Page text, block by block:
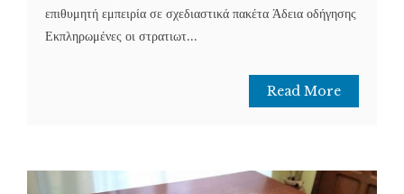
επιθυμητή εμπειρία σε σχεδιαστικά πακέτα Άδεια οδήγησης
Εκπληρωμένες οι στρατιωτ...
Read More